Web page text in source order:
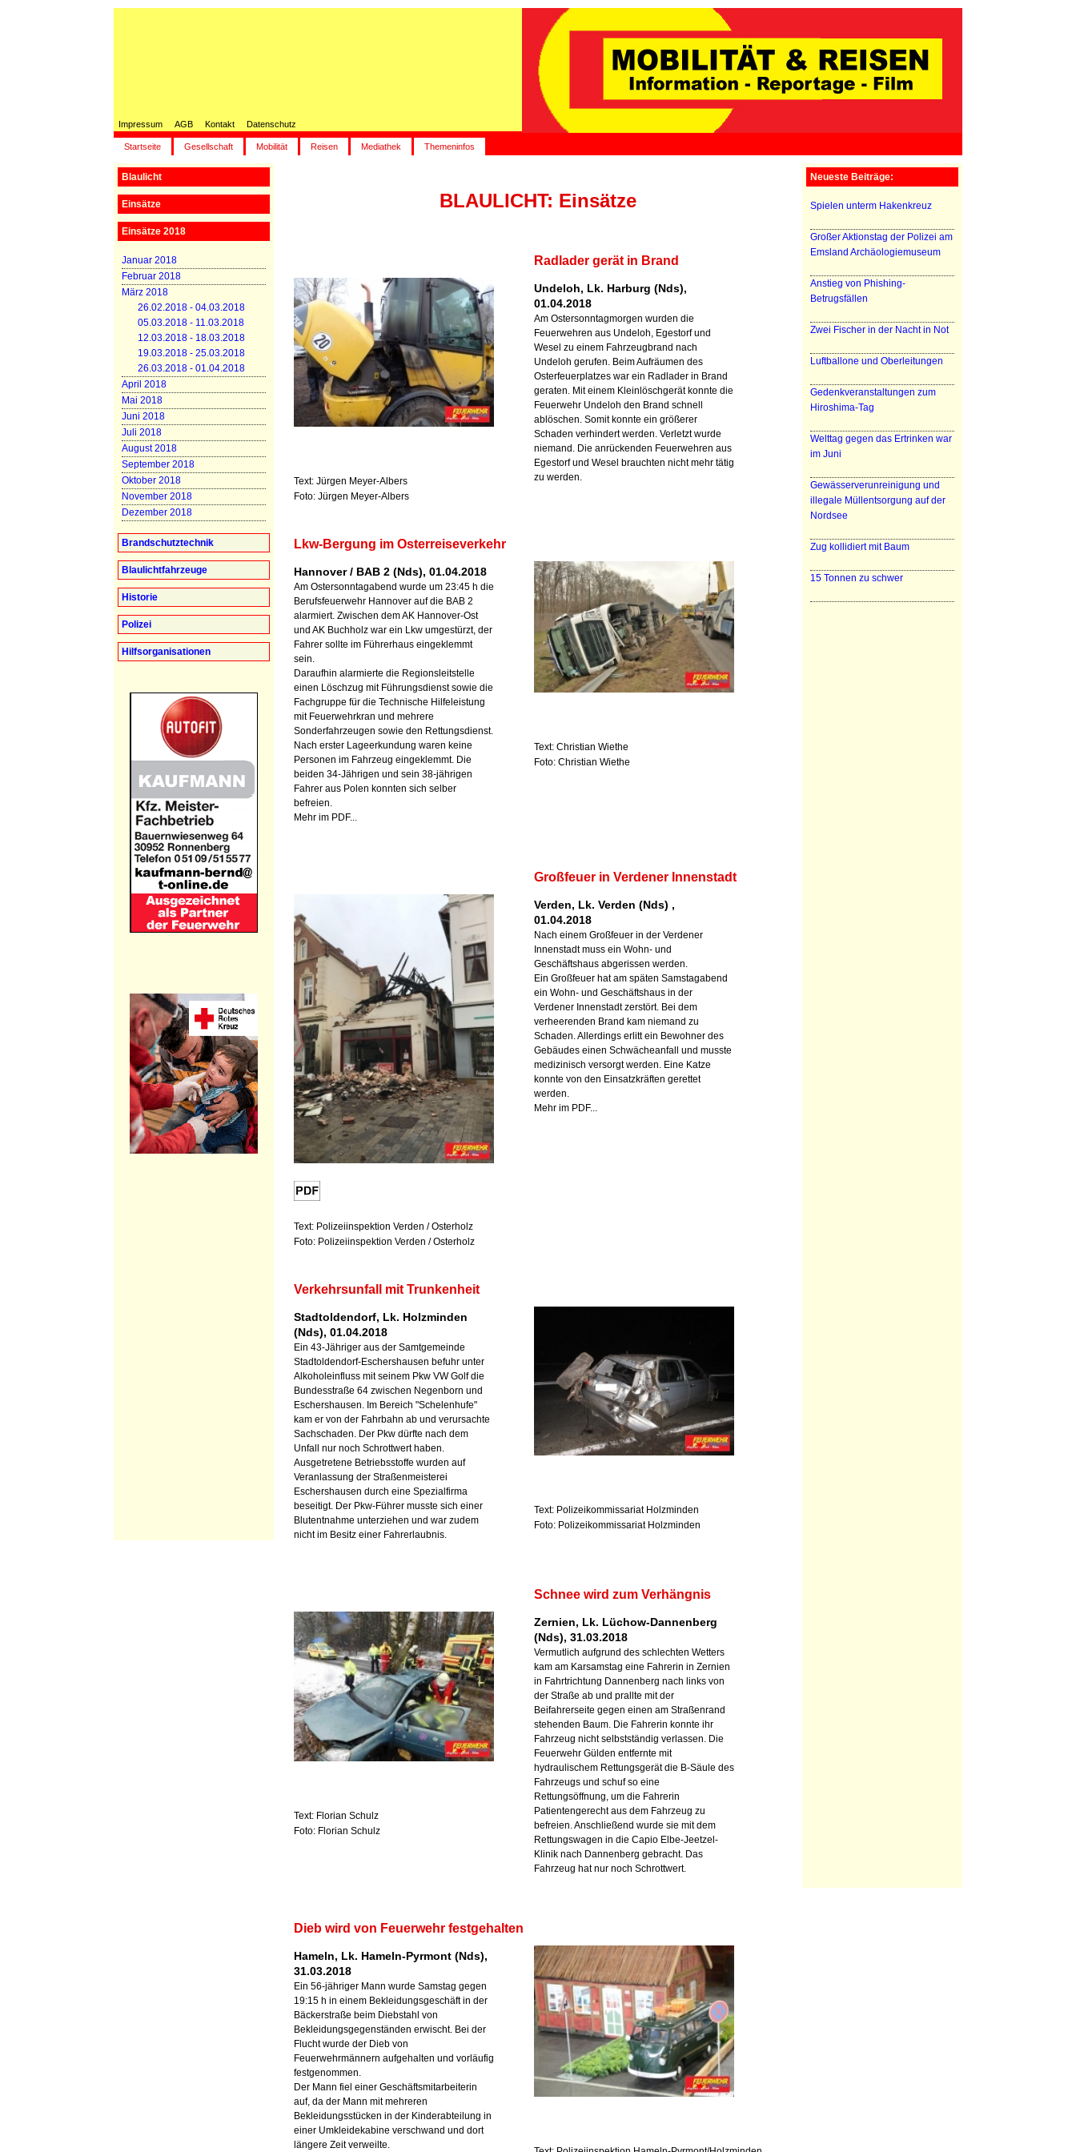
Impressum AGB Kontakt Datenschutz
Startseite Gesellschaft Mobilität Reisen Mediathek Themeninfos
Blaulicht
Einsätze
Einsätze 2018
Januar 2018
Februar 2018
März 2018
26.02.2018 - 04.03.2018
05.03.2018 - 11.03.2018
12.03.2018 - 18.03.2018
19.03.2018 - 25.03.2018
26.03.2018 - 01.04.2018
April 2018
Mai 2018
Juni 2018
Juli 2018
August 2018
September 2018
Oktober 2018
November 2018
Dezember 2018
Brandschutztechnik
Blaulichtfahrzeuge
Historie
Polizei
Hilfsorganisationen
Neueste Beiträge:
Spielen unterm Hakenkreuz
Großer Aktionstag der Polizei am
Emsland Archäologiemuseum
Anstieg von Phishing-
Betrugsfällen
Zwei Fischer in der Nacht in Not
Luftballone und Oberleitungen
Gedenkveranstaltungen zum
Hiroshima-Tag
Welttag gegen das Ertrinken war
im Juni
Gewässerverunreinigung und
illegale Müllentsorgung auf der
Nordsee
Zug kollidiert mit Baum
15 Tonnen zu schwer
BLAULICHT: Einsätze
Text: Jürgen Meyer-Albers
Foto: Jürgen Meyer-Albers
Radlader gerät in Brand
Undeloh, Lk. Harburg (Nds),
01.04.2018
Am Ostersonntagmorgen wurden die
Feuerwehren aus Undeloh, Egestorf und
Wesel zu einem Fahrzeugbrand nach
Undeloh gerufen. Beim Aufräumen des
Osterfeuerplatzes war ein Radlader in Brand
geraten. Mit einem Kleinlöschgerät konnte die
Feuerwehr Undeloh den Brand schnell
ablöschen. Somit konnte ein größerer
Schaden verhindert werden. Verletzt wurde
niemand. Die anrückenden Feuerwehren aus
Egestorf und Wesel brauchten nicht mehr tätig
zu werden.
Text: Christian Wiethe
Foto: Christian Wiethe
Lkw-Bergung im Osterreiseverkehr
Hannover / BAB 2 (Nds), 01.04.2018
Am Ostersonntagabend wurde um 23:45 h die
Berufsfeuerwehr Hannover auf die BAB 2
alarmiert. Zwischen dem AK Hannover-Ost
und AK Buchholz war ein Lkw umgestürzt, der
Fahrer sollte im Führerhaus eingeklemmt
sein.
Daraufhin alarmierte die Regionsleitstelle
einen Löschzug mit Führungsdienst sowie die
Fachgruppe für die Technische Hilfeleistung
mit Feuerwehrkran und mehrere
Sonderfahrzeugen sowie den Rettungsdienst.
Nach erster Lageerkundung waren keine
Personen im Fahrzeug eingeklemmt. Die
beiden 34-Jährigen und sein 38-jährigen
Fahrer aus Polen konnten sich selber
befreien.
Mehr im PDF...
Text: Polizeiinspektion Verden / Osterholz
Foto: Polizeiinspektion Verden / Osterholz
Großfeuer in Verdener Innenstadt
Verden, Lk. Verden (Nds) ,
01.04.2018
Nach einem Großfeuer in der Verdener
Innenstadt muss ein Wohn- und
Geschäftshaus abgerissen werden.
Ein Großfeuer hat am späten Samstagabend
ein Wohn- und Geschäftshaus in der
Verdener Innenstadt zerstört. Bei dem
verheerenden Brand kam niemand zu
Schaden. Allerdings erlitt ein Bewohner des
Gebäudes einen Schwächeanfall und musste
medizinisch versorgt werden. Eine Katze
konnte von den Einsatzkräften gerettet
werden.
Mehr im PDF...
Text: Polizeikommissariat Holzminden
Foto: Polizeikommissariat Holzminden
Verkehrsunfall mit Trunkenheit
Stadtoldendorf, Lk. Holzminden
(Nds), 01.04.2018
Ein 43-Jähriger aus der Samtgemeinde
Stadtoldendorf-Eschershausen befuhr unter
Alkoholeinfluss mit seinem Pkw VW Golf die
Bundesstraße 64 zwischen Negenborn und
Eschershausen. Im Bereich "Schelenhufe"
kam er von der Fahrbahn ab und verursachte
Sachschaden. Der Pkw dürfte nach dem
Unfall nur noch Schrottwert haben.
Ausgetretene Betriebsstoffe wurden auf
Veranlassung der Straßenmeisterei
Eschershausen durch eine Spezialfirma
beseitigt. Der Pkw-Führer musste sich einer
Blutentnahme unterziehen und war zudem
nicht im Besitz einer Fahrerlaubnis.
Text: Florian Schulz
Foto: Florian Schulz
Schnee wird zum Verhängnis
Zernien, Lk. Lüchow-Dannenberg
(Nds), 31.03.2018
Vermutlich aufgrund des schlechten Wetters
kam am Karsamstag eine Fahrerin in Zernien
in Fahrtrichtung Dannenberg nach links von
der Straße ab und prallte mit der
Beifahrerseite gegen einen am Straßenrand
stehenden Baum. Die Fahrerin konnte ihr
Fahrzeug nicht selbstständig verlassen. Die
Feuerwehr Gülden entfernte mit
hydraulischem Rettungsgerät die B-Säule des
Fahrzeugs und schuf so eine
Rettungsöffnung, um die Fahrerin
Patientengerecht aus dem Fahrzeug zu
befreien. Anschließend wurde sie mit dem
Rettungswagen in die Capio Elbe-Jeetzel-
Klinik nach Dannenberg gebracht. Das
Fahrzeug hat nur noch Schrottwert.
Dieb wird von Feuerwehr festgehalten
Hameln, Lk. Hameln-Pyrmont (Nds),
31.03.2018
Ein 56-jähriger Mann wurde Samstag gegen
19:15 h in einem Bekleidungsgeschäft in der
Bäckerstraße beim Diebstahl von
Bekleidungsgegenständen erwischt. Bei der
Flucht wurde der Dieb von
Feuerwehrmännern aufgehalten und vorläufig
festgenommen.
Der Mann fiel einer Geschäftsmitarbeiterin
auf, da der Mann mit mehreren
Bekleidungsstücken in der Kinderabteilung in
einer Umkleidekabine verschwand und dort
längere Zeit verweilte.